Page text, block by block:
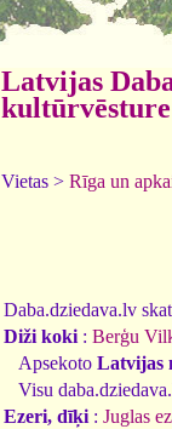
Latvijas
kultūrvēsture
Vietas > Rīga un
Daba.dziedava.lv
Diži koki : Berģu
Apsekoto Latvijas
Visu
Ezeri, dīķi : Juglas